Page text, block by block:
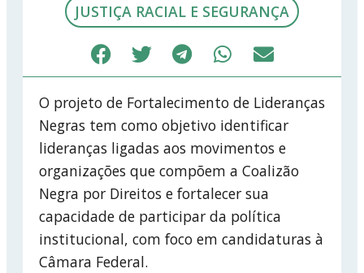
JUSTIÇA RACIAL E SEGURANÇA
O projeto de Fortalecimento de Lideranças
Negras tem como objetivo identificar
lideranças ligadas aos movimentos e
organizações que compõem a Coalizão
Negra por Direitos e fortalecer sua
capacidade de participar da política
institucional, com foco em candidaturas à
Câmara Federal.